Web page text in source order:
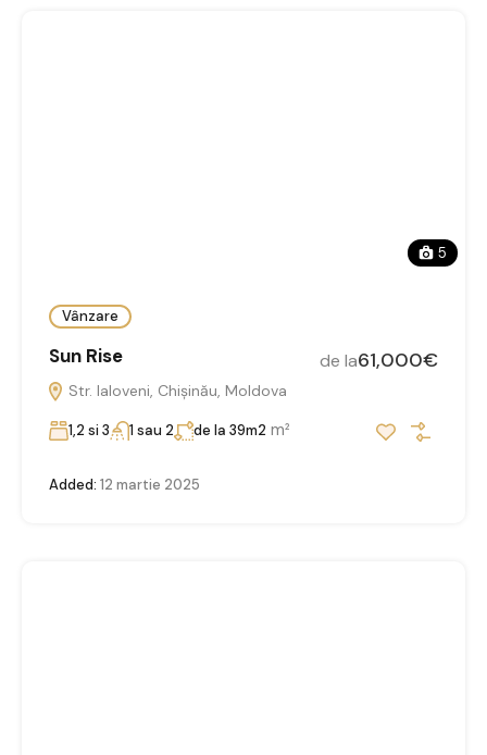
5
Vânzare
Sun Rise
Str. Ialoveni, Chișinău, Moldova
de la61,000€
1,2 si 3 1 sau 2 de la 39m2 m²
Added: 12 martie 2025